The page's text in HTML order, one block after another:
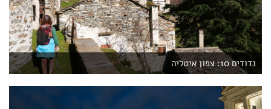
נדודים 10: צפון איטליה